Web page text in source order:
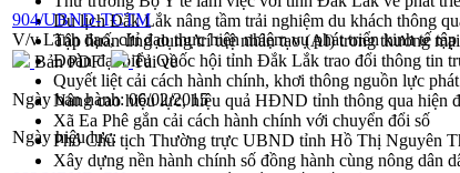
Du lịch Đắk Lắk nâng tầm trải nghiệm du khách thông
Tập huấn ứng dụng trí tuệ nhân tạo (AI) trong thương
Đoàn đại biểu Quốc hội tỉnh Đắk Lắk trao đổi thông tin
Quyết liệt cải cách hành chính, khơi thông nguồn lực
Nâng cao hiệu lực, hiệu quả HĐND tỉnh thông qua hiện
Xã Ea Phê gắn cải cách hành chính với chuyển đổi số
Phó Chủ tịch Thường trực UBND tỉnh Hồ Thị Nguyên
Xây dựng nền hành chính số đồng hành cùng nông dân
904/UBND-TCTM
V/v Lãnh đạo, chỉ đạo thực hiện nhiệm vụ phát triển kinh tế tập
Bản PDF
Tải về
Ngày ban hành:06/02/2015
Ngày hiệu lực: